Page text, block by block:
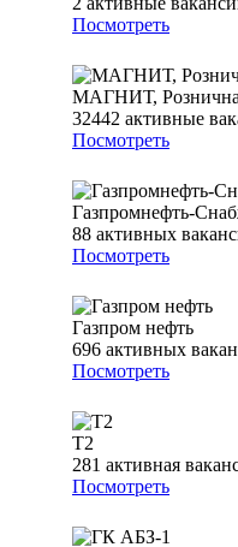
Посмотреть
МАГНИТ,
32442 активные
Посмотреть
Газпромнефть-
88 активных
Посмотреть
Газпром нефть
696 активных
Посмотреть
T2
281 активная
Посмотреть